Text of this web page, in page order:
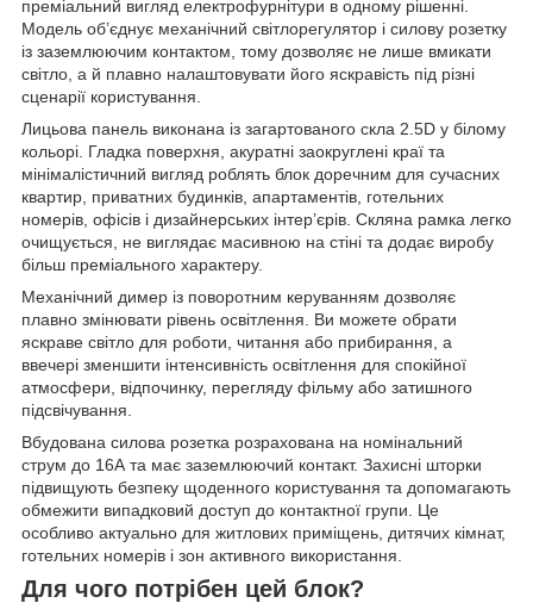
преміальний вигляд електрофурнітури в одному рішенні.
Модель об’єднує механічний світлорегулятор і силову розетку
із заземлюючим контактом, тому дозволяє не лише вмикати
світло, а й плавно налаштовувати його яскравість під різні
сценарії користування.
Лицьова панель виконана із загартованого скла 2.5D у білому
кольорі. Гладка поверхня, акуратні заокруглені краї та
мінімалістичний вигляд роблять блок доречним для сучасних
квартир, приватних будинків, апартаментів, готельних
номерів, офісів і дизайнерських інтер’єрів. Скляна рамка легко
очищується, не виглядає масивною на стіні та додає виробу
більш преміального характеру.
Механічний димер із поворотним керуванням дозволяє
плавно змінювати рівень освітлення. Ви можете обрати
яскраве світло для роботи, читання або прибирання, а
ввечері зменшити інтенсивність освітлення для спокійної
атмосфери, відпочинку, перегляду фільму або затишного
підсвічування.
Вбудована силова розетка розрахована на номінальний
струм до 16А та має заземлюючий контакт. Захисні шторки
підвищують безпеку щоденного користування та допомагають
обмежити випадковий доступ до контактної групи. Це
особливо актуально для житлових приміщень, дитячих кімнат,
готельних номерів і зон активного використання.
Для чого потрібен цей блок?